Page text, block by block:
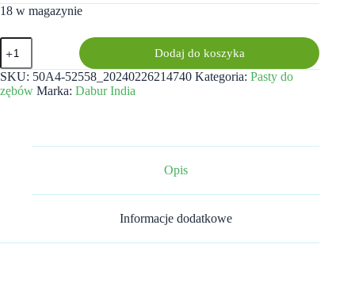
18 w magazynie
ilość
Pasta
do
zębów
z
ORGANIC
Dodaj do koszyka
SKU: 50A4-52558_20240226214740 Kategoria: Pasty do
zębów Marka: Dabur India
Opis
Informacje dodatkowe